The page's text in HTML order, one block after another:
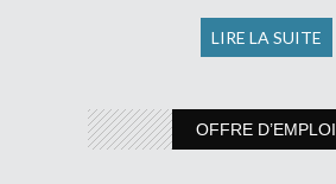
LIRE LA SUITE
OFFRE D’EMPLOI